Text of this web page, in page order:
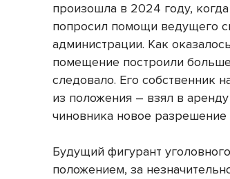
произошла в 2024 году,
попросил помощи ведущего
администрации. Как
помещение построили
следовало. Его собственник
из положения – взял в
чиновника новое разрешение
Будущий фигурант
положением, за